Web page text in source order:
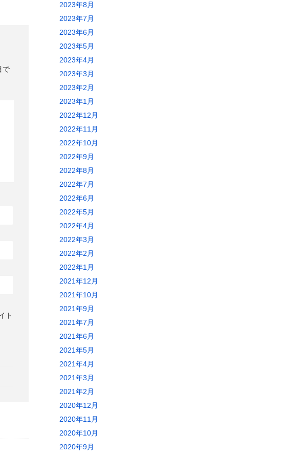
で
ト
2023年8月
2023年7月
2023年6月
2023年5月
2023年4月
2023年3月
2023年2月
2023年1月
2022年12月
2022年11月
2022年10月
2022年9月
2022年8月
2022年7月
2022年6月
2022年5月
2022年4月
2022年3月
2022年2月
2022年1月
2021年12月
2021年10月
2021年9月
2021年7月
2021年6月
2021年5月
2021年4月
2021年3月
2021年2月
2020年12月
2020年11月
2020年10月
2020年9月